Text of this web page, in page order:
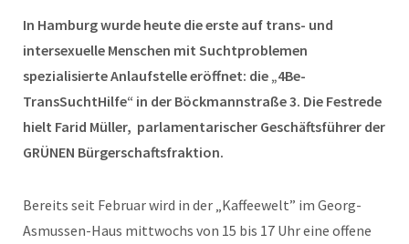
In Hamburg wurde heute die erste auf trans- und
intersexuelle Menschen mit Suchtproblemen
spezialisierte Anlaufstelle eröffnet: die „4Be-
TransSuchtHilfe“ in der Böckmannstraße 3. Die Festrede
hielt Farid Müller, parlamentarischer Geschäftsführer der
GRÜNEN Bürgerschaftsfraktion.
Bereits seit Februar wird in der „Kaffeewelt” im Georg-
Asmussen-Haus mittwochs von 15 bis 17 Uhr eine offene